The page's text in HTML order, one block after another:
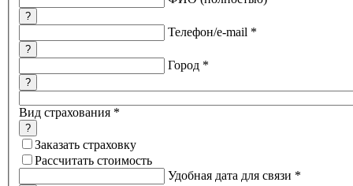
?
Телефон/e-mail *
?
Город *
?
Вид страхования *
?
Заказать страховку
Рассчитать стоимость
Удобная дата для связи *